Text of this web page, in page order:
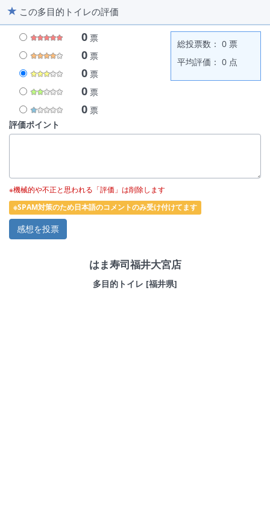
この多目的トイレの評価
0 票
0 票
0 票
0 票
0 票
総投票数： 0 票
平均評価： 0 点
評価ポイント
※機械的や不正と思われる「評価」は削除します
※SPAM対策のため日本語のコメントのみ受け付けてます
はま寿司福井大宮店
多目的トイレ [福井県]